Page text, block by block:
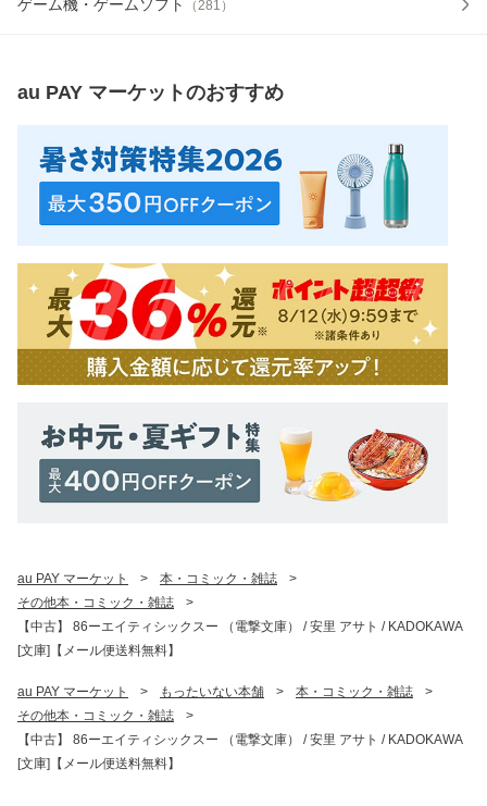
ゲーム機・ゲームソフト （281 ）
au PAY マーケットのおすすめ
au PAY マーケット > 本・コミック・雑誌
>
その他本・コミック・雑誌
>
【中古】 86ーエイティシックスー （電撃文庫） / 安里 アサト / KADOKAWA
[文庫]【メール便送料無料】
au PAY マーケット > もったいない本舗 > 本・コミック・雑誌
>
その他本・コミック・雑誌
>
【中古】 86ーエイティシックスー （電撃文庫） / 安里 アサト / KADOKAWA
[文庫]【メール便送料無料】